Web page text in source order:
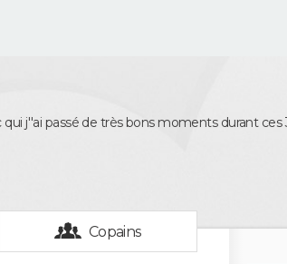
qui j''ai passé de très bons moments durant ces
Copains